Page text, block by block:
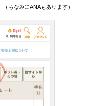
（ちなみにANAもあります）